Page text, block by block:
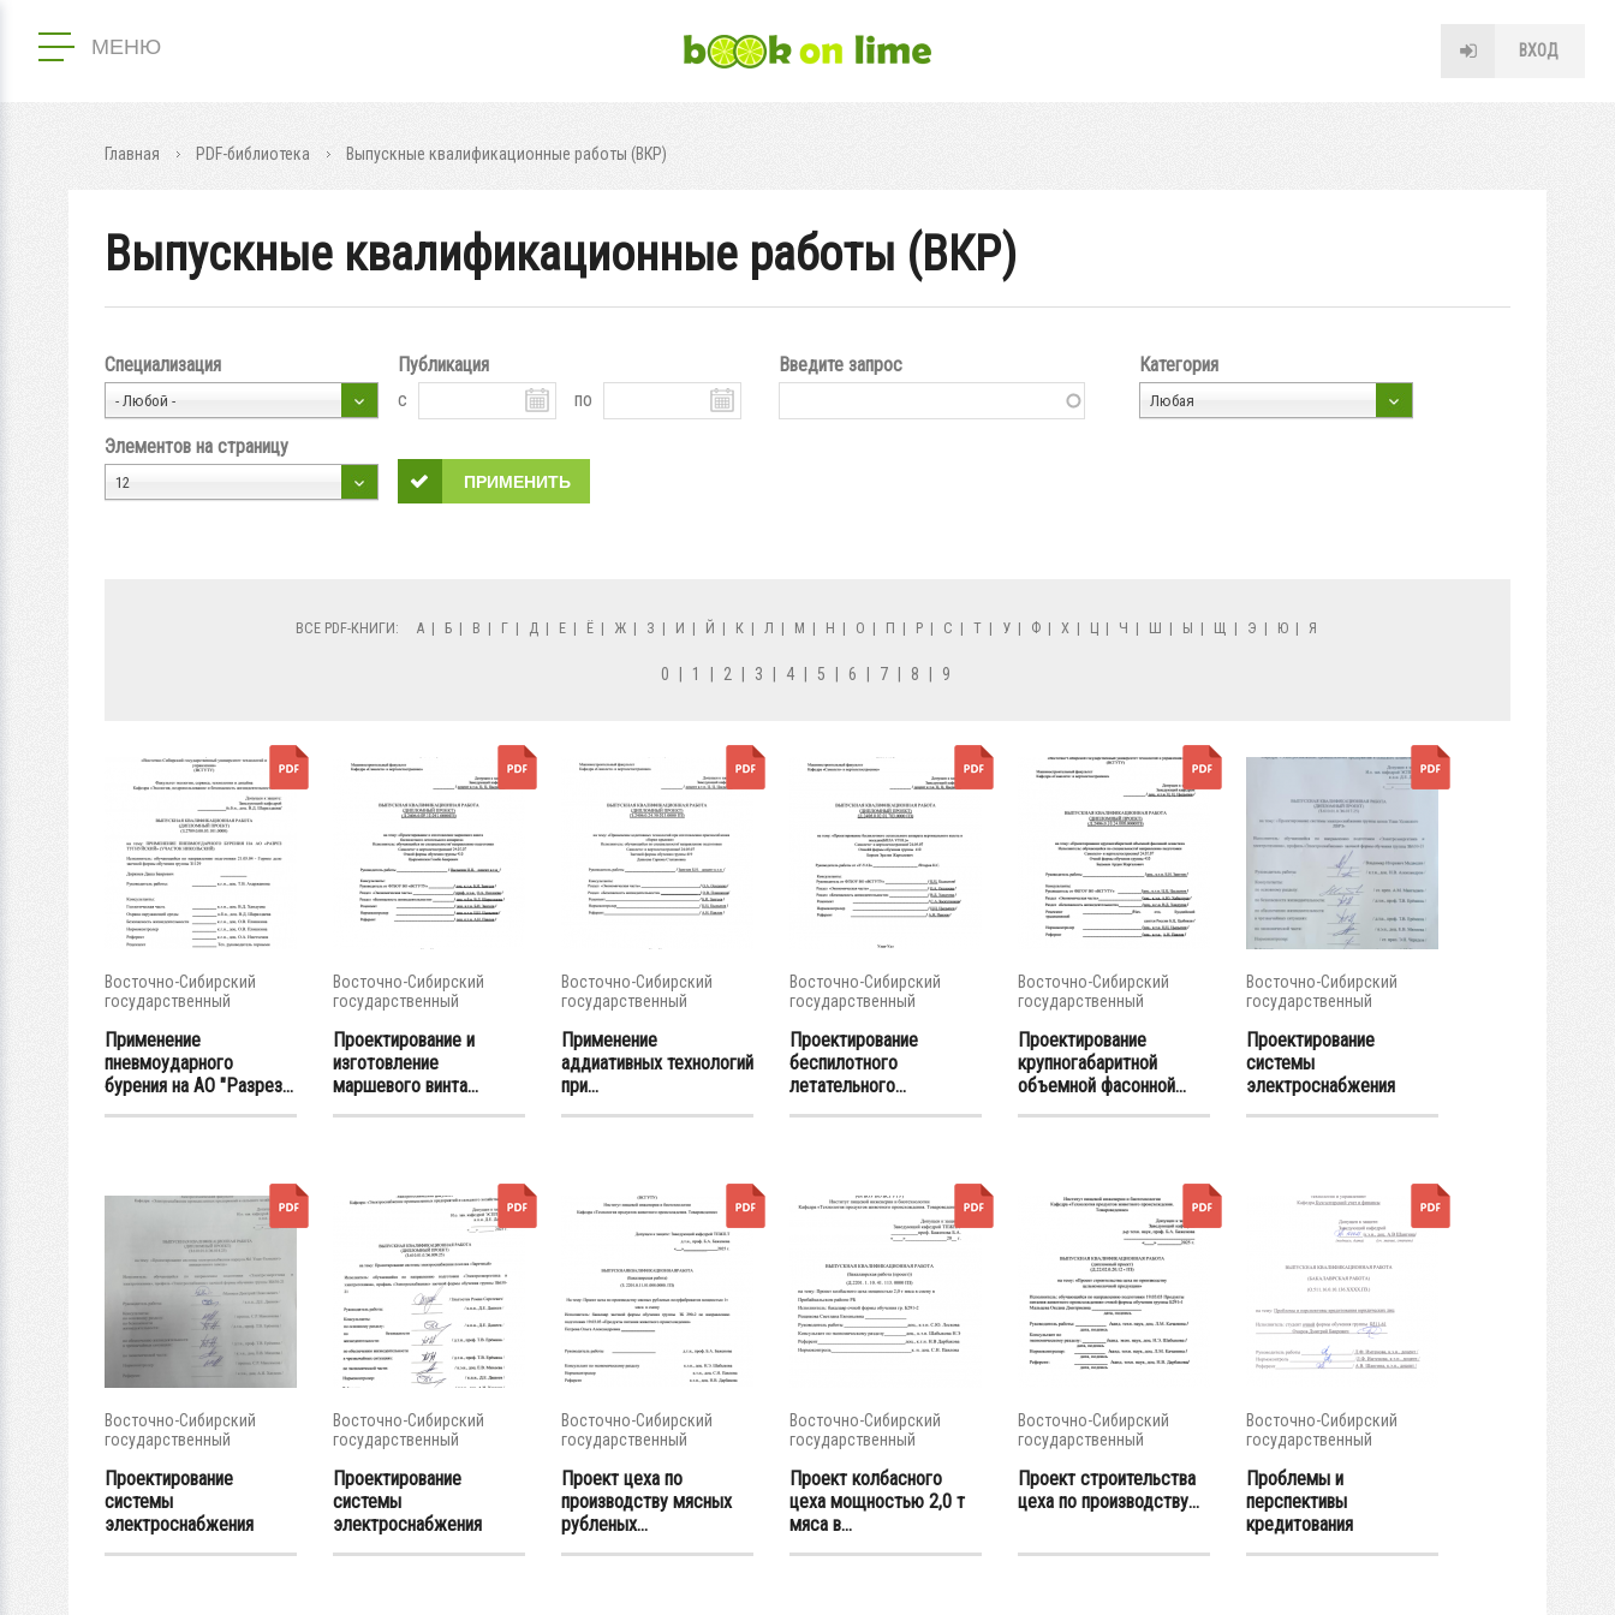
МЕНЮ ВХОД
Главная PDF-библиотека Выпускные квалификационные работы (ВКР)
Выпускные квалификационные работы (ВКР)
Специализация
- Любой -
Публикация
с
по
Введите запрос Категория
Любая
Элементов на страницу
12
ВСЕ PDF-КНИГИ: А | Б | В | Г | Д | Е | Ё | Ж | З | И | Й | К | Л | М | Н | О | П | Р | С | Т | У | Ф | Х | Ц | Ч | Ш | Ы | Щ | Э | Ю | Я
0 1 2 3 4 5 6 7 8 9
Восточно-Сибирский
государственный
Применение
пневмоударного
бурения на АО "Разрез...
Восточно-Сибирский
государственный
Проектирование и
изготовление
маршевого винта...
Восточно-Сибирский
государственный
Применение
аддиативных технологий
при...
Восточно-Сибирский
государственный
Проектирование
беспилотного
летательного...
Восточно-Сибирский
государственный
Проектирование
крупногабаритной
объемной фасонной...
Восточно-Сибирский
государственный
Проектирование
системы
электроснабжения
группы...
Восточно-Сибирский
государственный
Проектирование
системы
электроснабжения
корпуса №...
Восточно-Сибирский
государственный
Проектирование
системы
электроснабжения
поселка "...
Восточно-Сибирский
государственный
Проект цеха по
производству мясных
рубленых...
Восточно-Сибирский
государственный
Проект колбасного
цеха мощностью 2,0 т
мяса в...
Восточно-Сибирский
государственный
Проект строительства
цеха по производству...
Восточно-Сибирский
государственный
Проблемы и
перспективы
кредитования
юридических...